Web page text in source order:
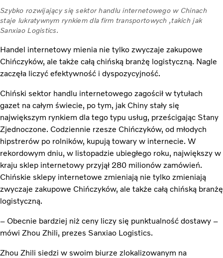
Szybko rozwijający się sektor handlu internetowego w Chinach
staje lukratywnym rynkiem dla firm transportowych ,takich jak
Sanxiao Logistics.
Handel internetowy mienia nie tylko zwyczaje zakupowe
Chińczyków, ale także całą chińską branżę logistyczną. Nagle
zaczęła liczyć efektywność i dyspozycyjność.
Chiński sektor handlu internetowego zagościł w tytułach
gazet na całym świecie, po tym, jak Chiny stały się
największym rynkiem dla tego typu usług, prześcigając Stany
Zjednoczone. Codziennie rzesze Chińczyków, od młodych
hipstrerów po rolników, kupują towary w internecie. W
rekordowym dniu, w listopadzie ubiegłego roku, największy w
kraju sklep internetowy przyjął 280 milionów zamówień.
Chińskie sklepy internetowe zmieniają nie tylko zmieniają
zwyczaje zakupowe Chińczyków, ale także całą chińską branżę
logistyczną.
– Obecnie bardziej niż ceny liczy się punktualność dostawy –
mówi Zhou Zhili, prezes Sanxiao Logistics.
Zhou Zhili siedzi w swoim biurze zlokalizowanym na